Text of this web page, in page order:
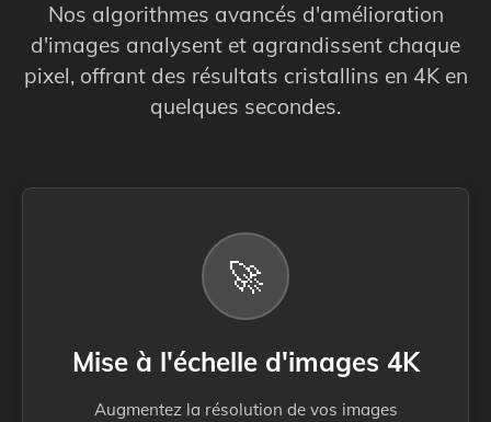
Nos algorithmes avancés d'amélioration
d'images analysent et agrandissent chaque
pixel, offrant des résultats cristallins en 4K en
quelques secondes.
🚀
Mise à l'échelle d'images 4K
Augmentez la résolution de vos images